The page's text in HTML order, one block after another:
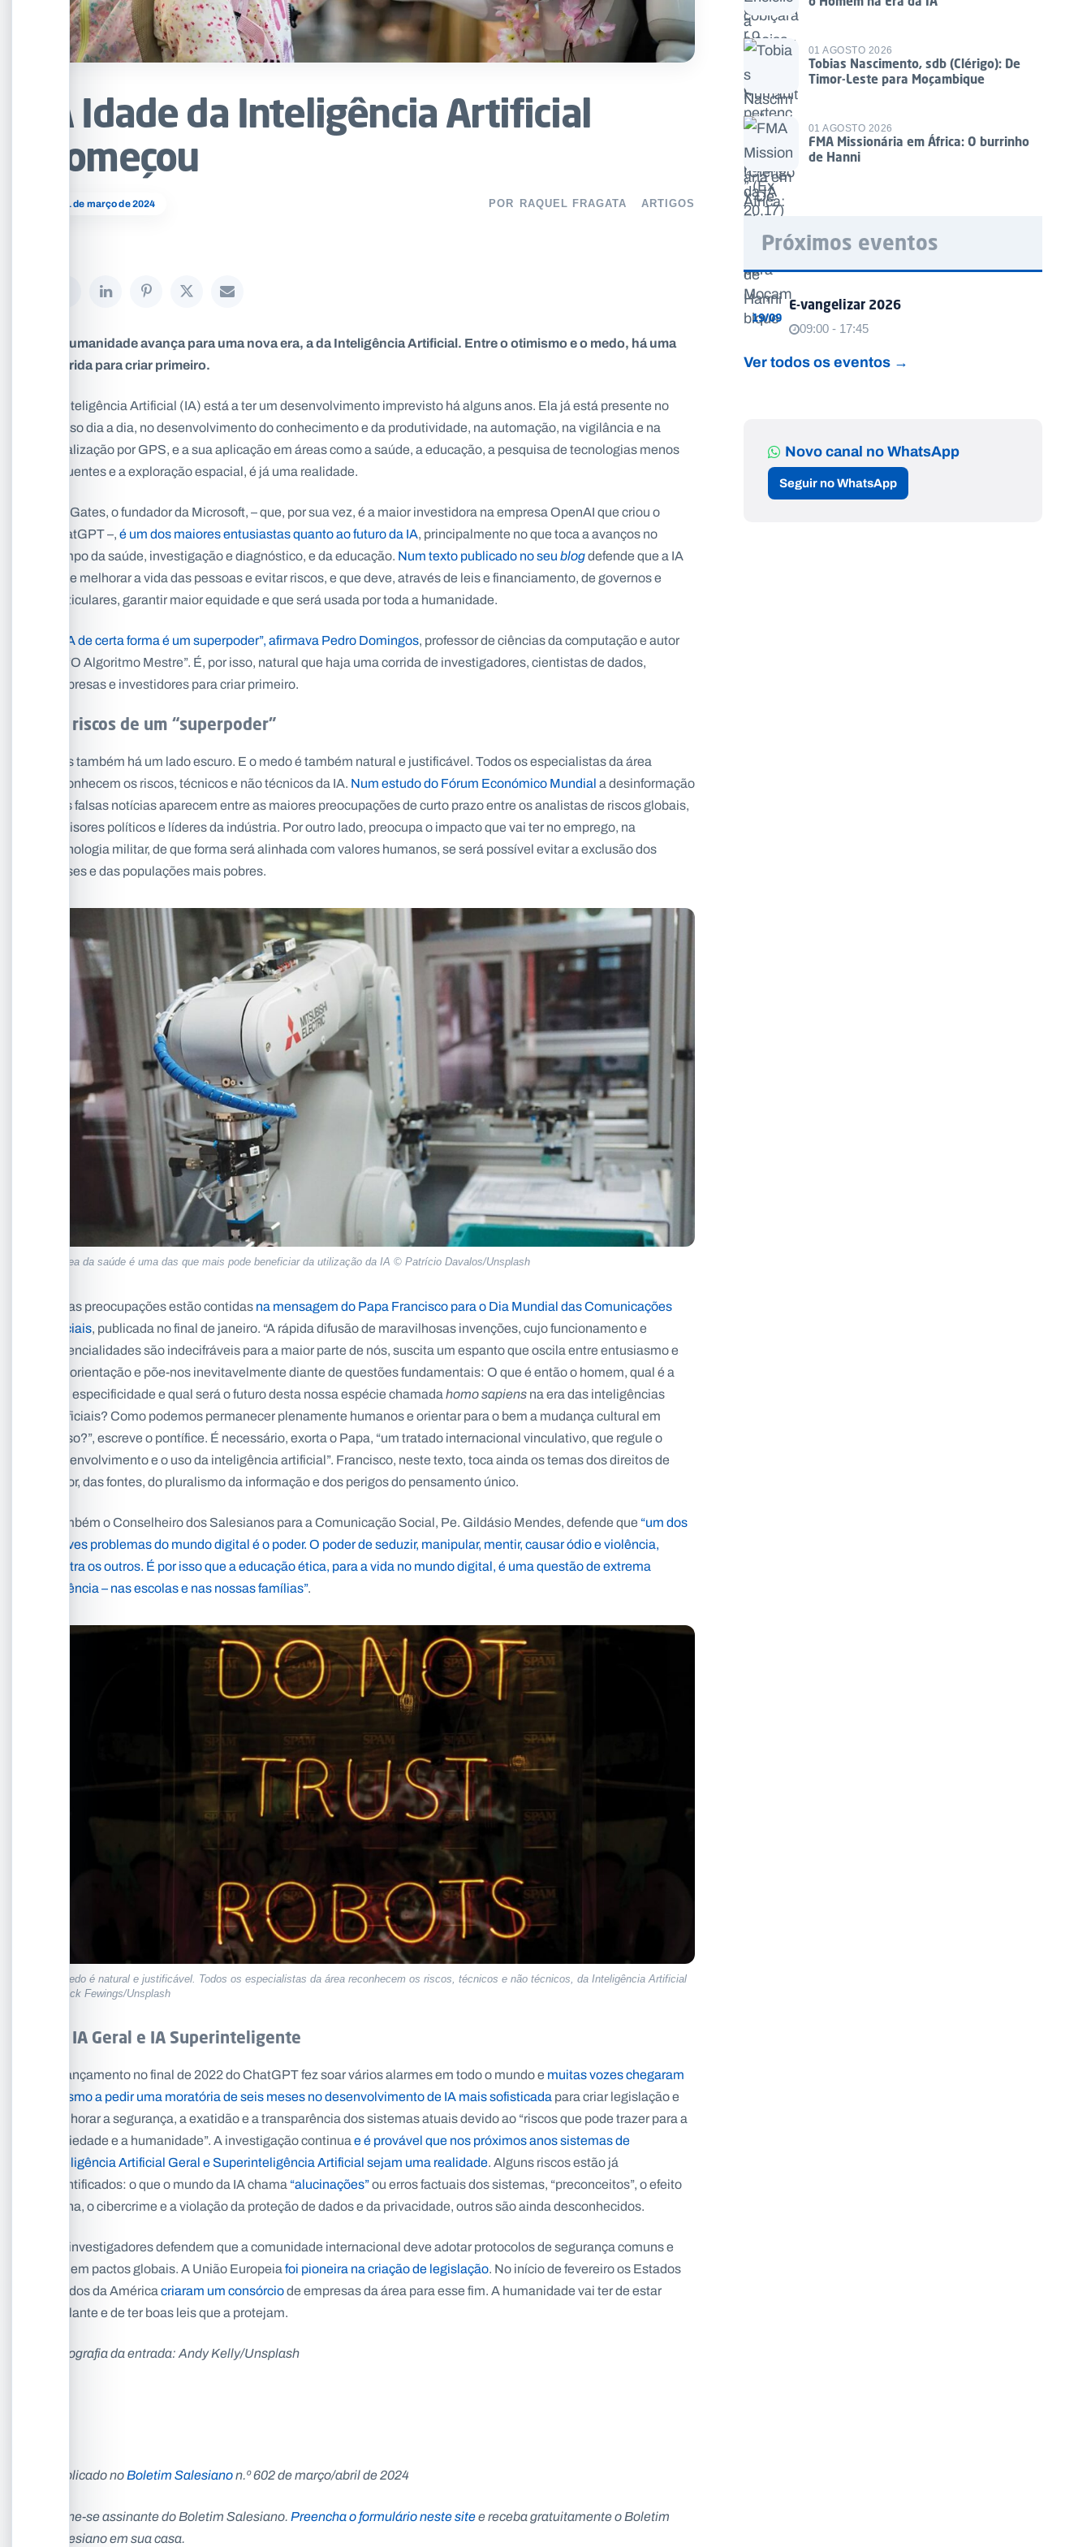
01 de março de 2024
A Idade da Inteligência Artificial
começou
POR RAQUEL FRAGATA ARTIGOS
A humanidade avança para uma nova era, a da Inteligência Artificial. Entre o otimismo e o medo, há uma
corrida para criar primeiro.
A Inteligência Artificial (IA) está a ter um desenvolvimento imprevisto há alguns anos. Ela já está presente no
nosso dia a dia, no desenvolvimento do conhecimento e da produtividade, na automação, na vigilância e na
localização por GPS, e a sua aplicação em áreas como a saúde, a educação, a pesquisa de tecnologias menos
poluentes e a exploração espacial, é já uma realidade.
Bill Gates, o fundador da Microsoft, – que, por sua vez, é a maior investidora na empresa OpenAI que criou o
ChatGPT –,é um dos maiores entusiastas quanto ao futuro da IA, principalmente no que toca a avanços no
campo da saúde, investigação e diagnóstico, e da educação. Num texto publicado no seublogdefende que a IA
deve melhorar a vida das pessoas e evitar riscos, e que deve, através de leis e financiamento, de governos e
particulares, garantir maior equidade e que será usada por toda a humanidade.
“A IA de certa forma é um superpoder”, afirmava Pedro Domingos, professor de ciências da computação e autor
de “O Algoritmo Mestre”. É, por isso, natural que haja uma corrida de investigadores, cientistas de dados,
empresas e investidores para criar primeiro.
Os riscos de um “superpoder”
Mas também há um lado escuro. E o medo é também natural e justificável. Todos os especialistas da área
reconhecem os riscos, técnicos e não técnicos da IA. Num estudo do Fórum Económico Mundiala desinformação
e as falsas notícias aparecem entre as maiores preocupações de curto prazo entre os analistas de riscos globais,
decisores políticos e líderes da indústria. Por outro lado, preocupa o impacto que vai ter no emprego, na
tecnologia militar, de que forma será alinhada com valores humanos, se será possível evitar a exclusão dos
países e das populações mais pobres.
A área da saúde é uma das que mais pode beneficiar da utilização da IA © Patrício Davalos/Unsplash
Estas preocupações estão contidasna mensagem do Papa Francisco para o Dia Mundial das Comunicações
Sociais, publicada no final de janeiro. “A rápida difusão de maravilhosas invenções, cujo funcionamento e
potencialidades são indecifráveis para a maior parte de nós, suscita um espanto que oscila entre entusiasmo e
desorientação e põe-nos inevitavelmente diante de questões fundamentais: O que é então o homem, qual é a
sua especificidade e qual será o futuro desta nossa espécie chamadahomo sapiensna era das inteligências
artificiais? Como podemos permanecer plenamente humanos e orientar para o bem a mudança cultural em
curso?”, escreve o pontífice. É necessário, exorta o Papa, “um tratado internacional vinculativo, que regule o
desenvolvimento e o uso da inteligência artificial”. Francisco, neste texto, toca ainda os temas dos direitos de
autor, das fontes, do pluralismo da informação e dos perigos do pensamento único.
Também o Conselheiro dos Salesianos para a Comunicação Social, Pe. Gildásio Mendes, defende que “um dos
graves problemas do mundo digital é o poder. O poder de seduzir, manipular, mentir, causar ódio e violência,
contra os outros. É por isso que a educação ética, para a vida no mundo digital, é uma questão de extrema
urgência – nas escolas e nas nossas famílias”.
O medo é natural e justificável. Todos os especialistas da área reconhecem os riscos, técnicos e não técnicos, da Inteligência Artificial
© Nick Fewings/Unsplash
IA, IA Geral e IA Superinteligente
O lançamento no final de 2022 do ChatGPT fez soar vários alarmes em todo o mundo e muitas vozes chegaram
mesmo a pedir uma moratória de seis meses no desenvolvimento de IA mais sofisticadapara criar legislação e
melhorar a segurança, a exatidão e a transparência dos sistemas atuais devido ao “riscos que pode trazer para a
sociedade e a humanidade”. A investigação continuae é provável que nos próximos anos sistemas de
Inteligência Artificial Geral e Superinteligência Artificial sejam uma realidade. Alguns riscos estão já
identificados: o que o mundo da IA chama“alucinações”ou erros factuais dos sistemas, “preconceitos”, o efeito
bolha, o cibercrime e a violação da proteção de dados e da privacidade, outros são ainda desconhecidos.
Os investigadores defendem que a comunidade internacional deve adotar protocolos de segurança comuns e
pedem pactos globais. A União Europeiafoi pioneira na criação de legislação. No início de fevereiro os Estados
Unidos da Américacriaram um consórciode empresas da área para esse fim. A humanidade vai ter de estar
vigilante e de ter boas leis que a protejam.
Fotografia da entrada: Andy Kelly/Unsplash
Publicado noBoletim Salesianon.º 602 de março/abril de 2024
Torne-se assinante do Boletim Salesiano.Preencha o formulário neste sitee receba gratuitamente o Boletim
Salesiano em sua casa.
01 AGOSTO 2026
Tobias Nascimento, sdb (Clérigo): De
Timor-Leste para Moçambique
01 AGOSTO 2026
FMA Missionária em África: O burrinho
de Hanni
Próximos eventos
19/09
E-vangelizar 2026
09:00 - 17:45
Ver todos os eventos →
Novo canal no WhatsApp
Seguir no WhatsApp